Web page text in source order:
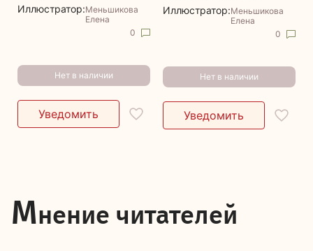
Иллюстратор:Меньшикова
Елена
0
Нет в наличии
Иллюстратор:Меньшикова
Елена
0
Нет в наличии
Мнение читателей